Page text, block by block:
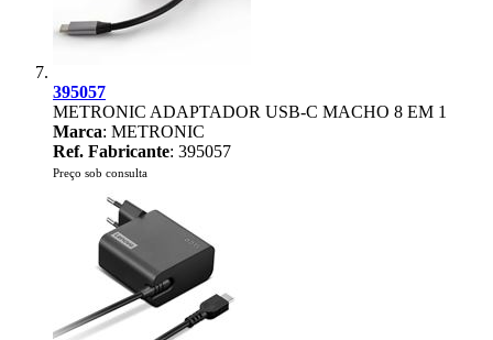
395057
METRONIC ADAPTADOR USB-C MACHO 8 EM 1
Marca: METRONIC
Ref. Fabricante: 395057
Preço sob consulta